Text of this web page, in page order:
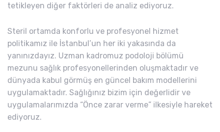
tetikleyen diğer faktörleri de analiz ediyoruz.
Steril ortamda konforlu ve profesyonel hizmet
politikamız ile İstanbul’un her iki yakasında da
yanınızdayız. Uzman kadromuz podoloji bölümü
mezunu sağlık profesyonellerinden oluşmaktadır ve
dünyada kabul görmüş en güncel bakım modellerini
uygulamaktadır. Sağlığınız bizim için değerlidir ve
uygulamalarımızda “Önce zarar verme” ilkesiyle hareket
ediyoruz.